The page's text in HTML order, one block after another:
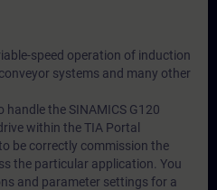
speed operation of induction
systems and many other
the SINAMICS G120
within the TIA Portal
be correctly commission the
the particular application. You
and parameter settings for a